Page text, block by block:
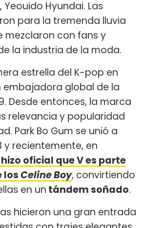
Yeouido Hyundai. Las
para la tremenda lluvia
mezclaron con fans y
la industria de la moda.
estrella del K-pop en
embajadora global de la
Desde entonces, la marca
relevancia y popularidad
Park Bo Gum se unió a
y recientemente, en
oficial que V es parte
losCeline Boy, convirtiendo
en un tándem soñado.
hicieron una gran entrada